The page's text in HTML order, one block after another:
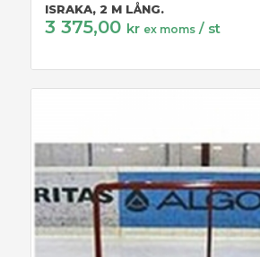
ISRAKA, 2 M LÅNG.
3 375,00 kr ex moms / st